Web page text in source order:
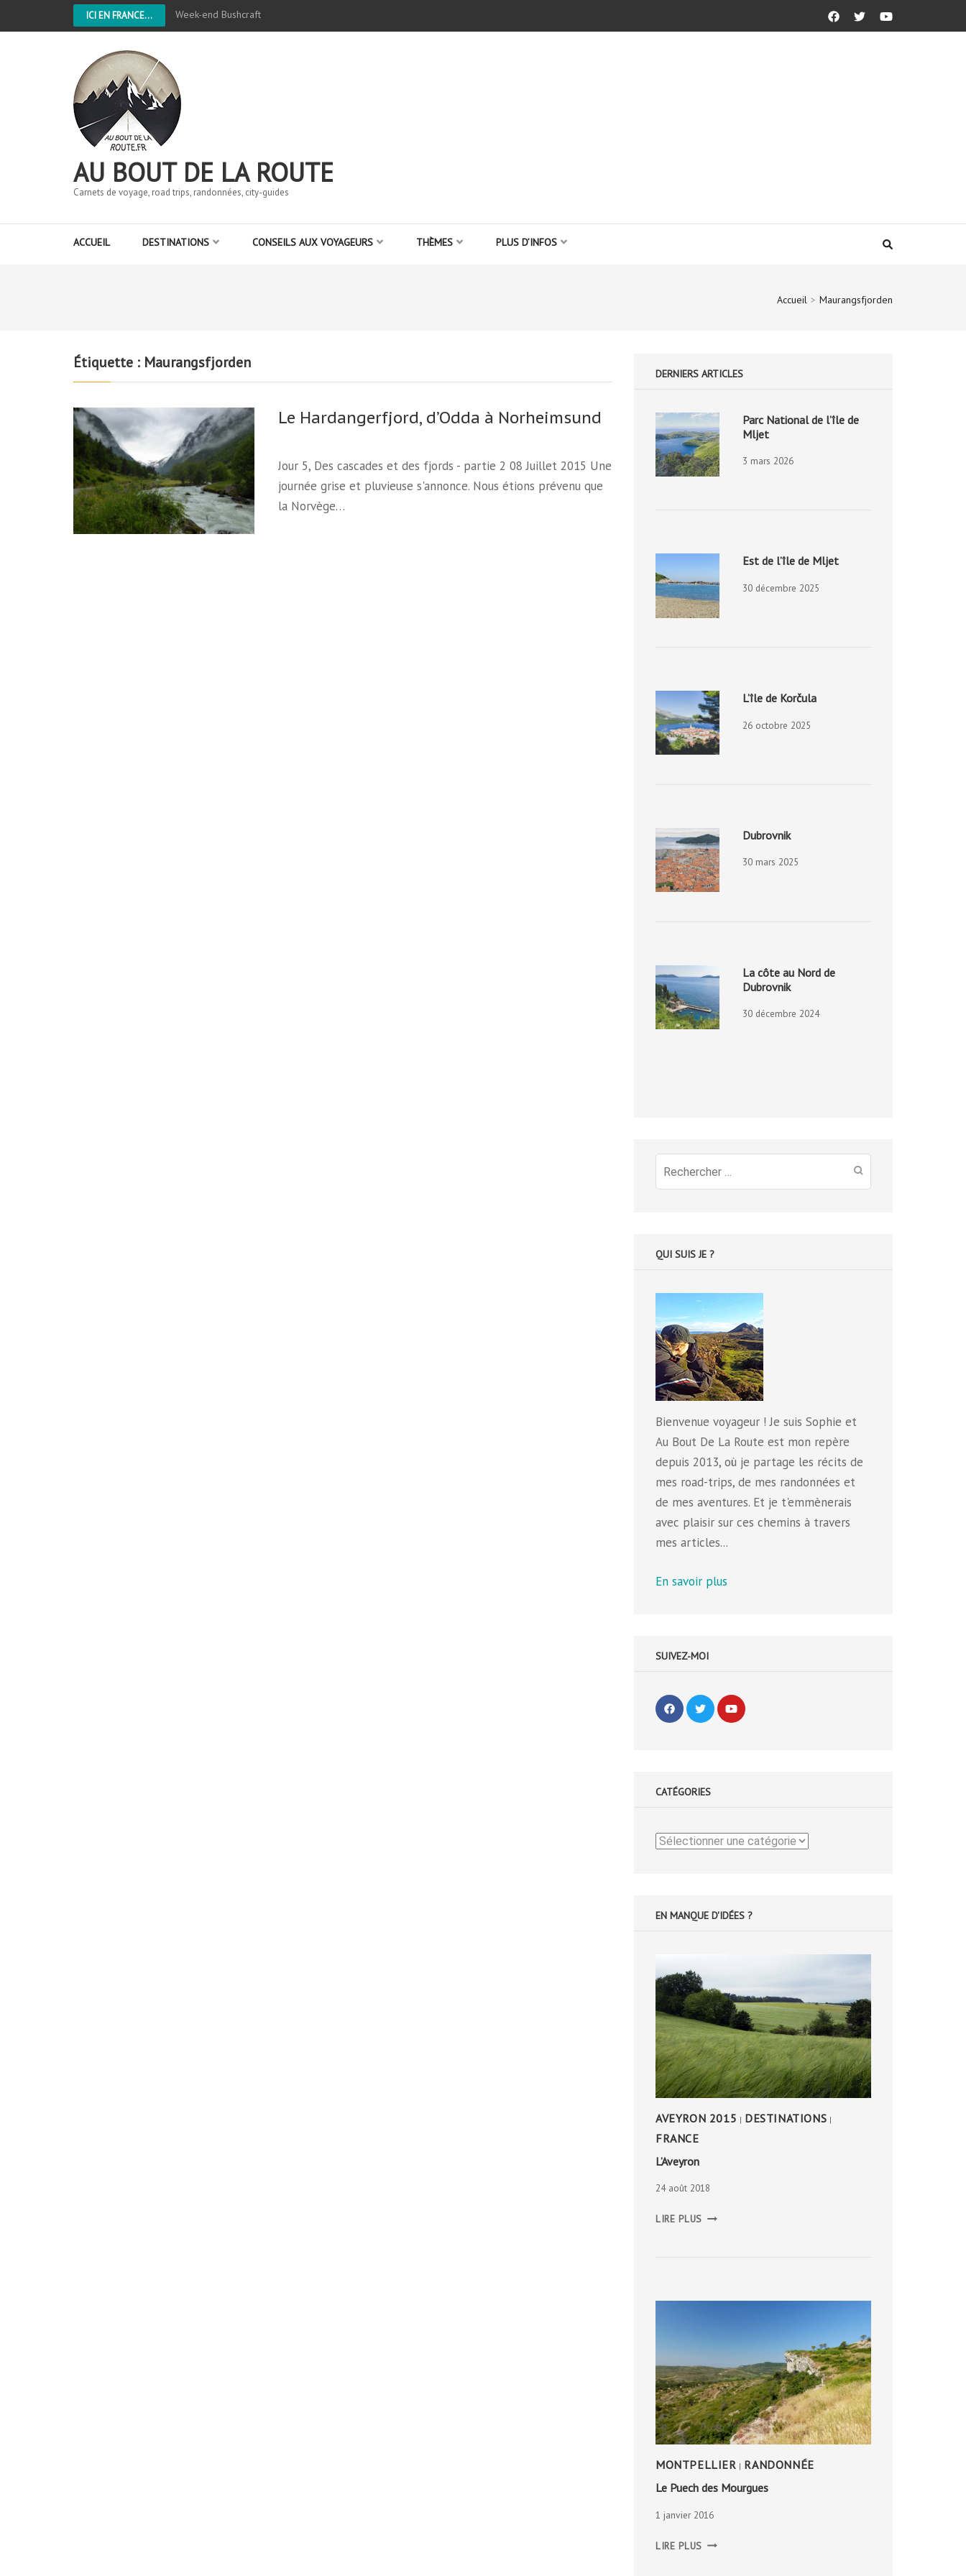
ICI EN FRANCE... Week-end Bushcraft
AU BOUT DE LA ROUTE
Carnets de voyage, road trips, randonnées, city-guides
ACCUEIL DESTINATIONS CONSEILS AUX VOYAGEURS THÈMES PLUS D’INFOS
Accueil > Maurangsfjorden
Étiquette : Maurangsfjorden
Le Hardangerfjord, d’Odda à Norheimsund
Jour 5, Des cascades et des fjords - partie 2 08 Juillet 2015 Une
journée grise et pluvieuse s'annonce. Nous étions prévenu que
la Norvège…
DERNIERS ARTICLES
Parc National de l’île de
Mljet
3 mars 2026
Est de l’île de Mljet
30 décembre 2025
L’île de Korčula
26 octobre 2025
Dubrovnik
30 mars 2025
La côte au Nord de
Dubrovnik
30 décembre 2024
Recherche
pour
QUI SUIS JE ?
Bienvenue voyageur ! Je suis Sophie et
Au Bout De La Route est mon repère
depuis 2013, où je partage les récits de
mes road-trips, de mes randonnées et
de mes aventures. Et je t'emmènerais
avec plaisir sur ces chemins à travers
mes articles...
En savoir plus
SUIVEZ-MOI
CATÉGORIES
Catégories
EN MANQUE D'IDÉES ?
AVEYRON 2015 | DESTINATIONS |
FRANCE
L’Aveyron
24 août 2018
LIRE PLUS
MONTPELLIER | RANDONNÉE
Le Puech des Mourgues
1 janvier 2016
LIRE PLUS PUECH